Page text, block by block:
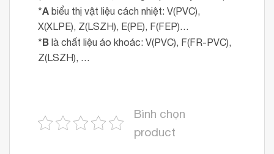
*A biểu thị vật liệu cách nhiệt: V(PVC),
X(XLPE), Z(LSZH), E(PE), F(FEP)…
*B là chất liệu áo khoác: V(PVC), F(FR-PVC),
Z(LSZH), …
Bình chọn
product